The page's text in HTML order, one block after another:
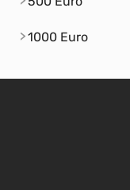
1000 Euro